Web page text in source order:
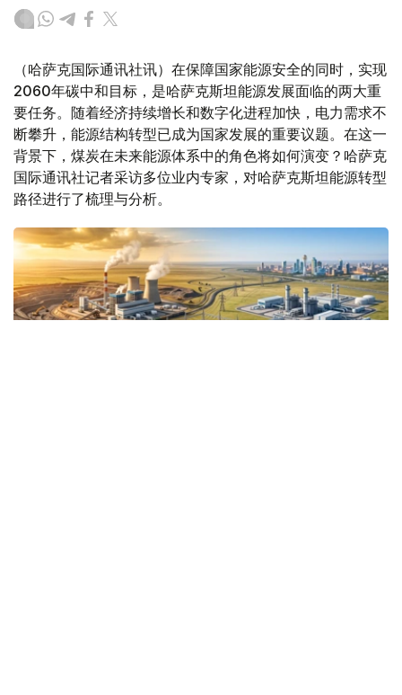
（哈萨克国际通讯社讯）在保障国家能源安全的同时，实现
2060年碳中和目标，是哈萨克斯坦能源发展面临的两大重
要任务。随着经济持续增长和数字化进程加快，电力需求不
断攀升，能源结构转型已成为国家发展的重要议题。在这一
背景下，煤炭在未来能源体系中的角色将如何演变？哈萨克
国际通讯社记者采访多位业内专家，对哈萨克斯坦能源转型
路径进行了梳理与分析。